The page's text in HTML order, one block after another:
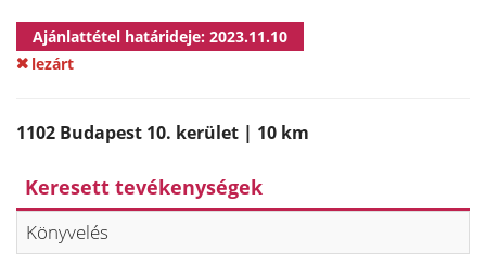
Ajánlattétel határideje: 2023.11.10
lezárt
1102 Budapest 10. kerület | 10 km
Keresett tevékenységek
Könyvelés